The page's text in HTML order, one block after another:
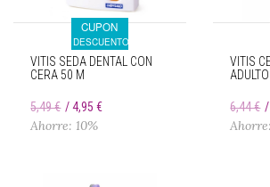
CUPON
DESCUENTO
VITIS SEDA DENTAL CON
CERA 50 M
5,49 € 4,95 €
Ahorre: 10%
VITIS
6,44 €